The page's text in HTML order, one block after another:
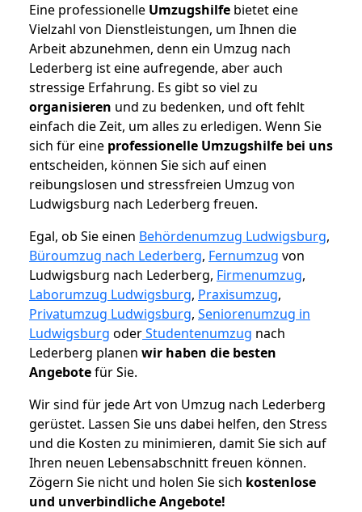
Eine professionelle Umzugshilfe bietet eine
Vielzahl von Dienstleistungen, um Ihnen die
Arbeit abzunehmen, denn ein Umzug nach
Lederberg ist eine aufregende, aber auch
stressige Erfahrung. Es gibt so viel zu
organisieren und zu bedenken, und oft fehlt
einfach die Zeit, um alles zu erledigen. Wenn Sie
sich für eine professionelle Umzugshilfe bei uns
entscheiden, können Sie sich auf einen
reibungslosen und stressfreien Umzug von
Ludwigsburg nach Lederberg freuen.
Egal, ob Sie einen Behördenumzug Ludwigsburg,
Büroumzug nach Lederberg, Fernumzug von
Ludwigsburg nach Lederberg, Firmenumzug,
Laborumzug Ludwigsburg, Praxisumzug,
Privatumzug Ludwigsburg, Seniorenumzug in
Ludwigsburg oderStudentenumzug nach
Lederberg planen wir haben die besten
Angebotefür Sie.
Wir sind für jede Art von Umzug nach Lederberg
gerüstet. Lassen Sie uns dabei helfen, den Stress
und die Kosten zu minimieren, damit Sie sich auf
Ihren neuen Lebensabschnitt freuen können.
Zögern Sie nicht und holen Sie sich kostenlose
und unverbindliche Angebote!